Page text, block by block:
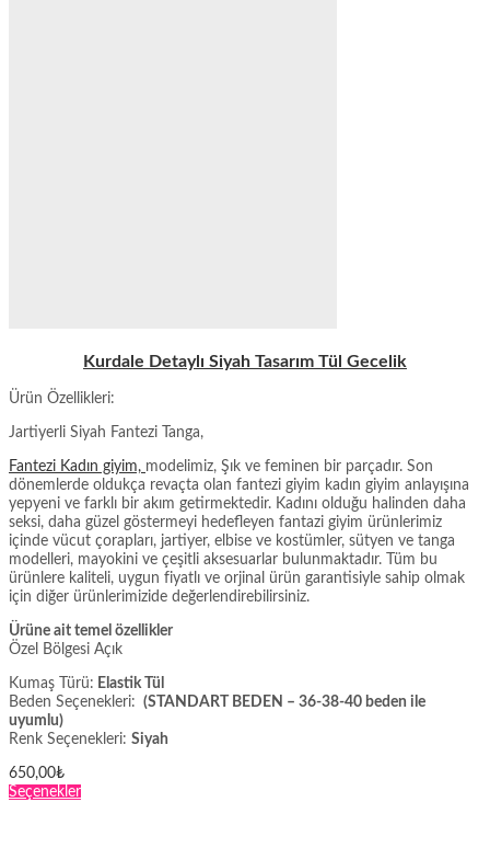
Kurdale Detaylı Siyah Tasarım Tül Gecelik
Ürün Özellikleri:
Jartiyerli Siyah Fantezi Tanga,
Fantezi Kadın giyim, modelimiz, Şık ve feminen bir parçadır. Son
dönemlerde oldukça revaçta olan fantezi giyim kadın giyim anlayışına
yepyeni ve farklı bir akım getirmektedir. Kadını olduğu halinden daha
seksi, daha güzel göstermeyi hedefleyen fantazi giyim ürünlerimiz
içinde vücut çorapları, jartiyer, elbise ve kostümler, sütyen ve tanga
modelleri, mayokini ve çeşitli aksesuarlar bulunmaktadır. Tüm bu
ürünlere kaliteli, uygun fiyatlı ve orjinal ürün garantisiyle sahip olmak
için diğer ürünlerimizide değerlendirebilirsiniz.
Ürüne ait temel özellikler
Özel Bölgesi Açık
Kumaş Türü: Elastik Tül
Beden Seçenekleri: (STANDART BEDEN – 36-38-40 beden ile
uyumlu)
Renk Seçenekleri: Siyah
650,00₺
SeçeneklerBu